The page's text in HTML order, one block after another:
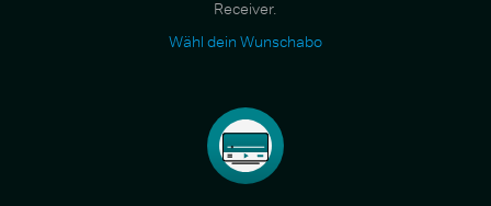
Receiver.
Wähl dein Wunschabo